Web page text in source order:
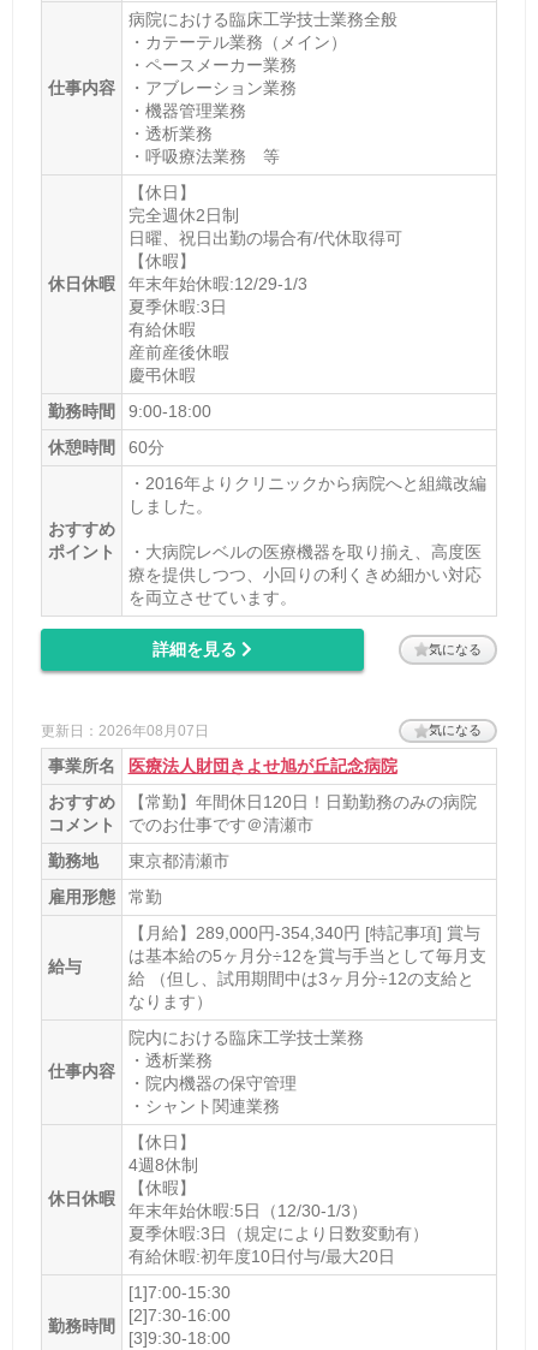
仕事内容
病院における臨床工学技士業務全般
・カテーテル業務（メイン）
・ペースメーカー業務
・アブレーション業務
・機器管理業務
・透析業務
・呼吸療法業務 等
休日休暇
【休日】
完全週休2日制
日曜、祝日出勤の場合有/代休取得可
【休暇】
年末年始休暇:12/29-1/3
夏季休暇:3日
有給休暇
産前産後休暇
慶弔休暇
勤務時間
9:00-18:00
休憩時間
60分
おすすめ
ポイント
・2016年よりクリニックから病院へと組織改編
しました。
・大病院レベルの医療機器を取り揃え、高度医
療を提供しつつ、小回りの利くきめ細かい対応
を両立させています。
詳細を見る 気になる
更新日：2026年08月07日 気になる
事業所名
医療法人財団きよせ旭が丘記念病院
おすすめ
コメント
【常勤】年間休日120日！日勤勤務のみの病院
でのお仕事です＠清瀬市
勤務地
東京都清瀬市
雇用形態
常勤
給与
【月給】289,000円-354,340円 [特記事項] 賞与
は基本給の5ヶ月分÷12を賞与手当として毎月支
給 （但し、試用期間中は3ヶ月分÷12の支給と
なります）
仕事内容
院内における臨床工学技士業務
・透析業務
・院内機器の保守管理
・シャント関連業務
休日休暇
【休日】
4週8休制
【休暇】
年末年始休暇:5日（12/30-1/3）
夏季休暇:3日（規定により日数変動有）
有給休暇:初年度10日付与/最大20日
勤務時間
[1]7:00-15:30
[2]7:30-16:00
[3]9:30-18:00